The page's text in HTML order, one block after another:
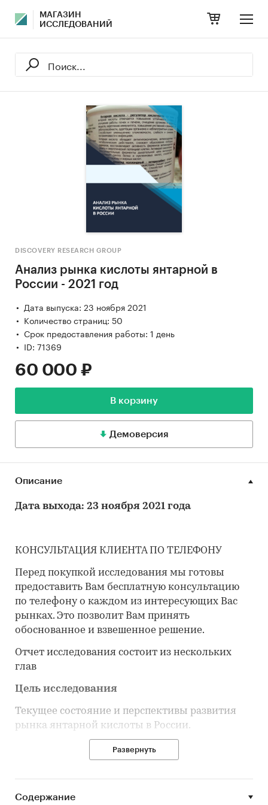
МАГАЗИН
ИССЛЕДОВАНИЙ
DISCOVERY RESEARCH GROUP
Анализ рынка кислоты янтарной в
России - 2021 год
Дата выпуска: 23 ноября 2021
Количество страниц: 50
Срок предоставления работы: 1 день
ID: 71369
60 000 ₽
В корзину
Демоверсия
Описание
Дата выхода: 23 ноября 2021 года
КОНСУЛЬТАЦИЯ КЛИЕНТА ПО ТЕЛЕФОНУ
Перед покупкой исследования мы готовы
предоставить Вам бесплатную консультацию
по телефону о каждом из интересующих Вас
рынках. Это позволит Вам принять
обоснованное и взвешенное решение.
Отчет исследования состоит из нескольких
глав
Цель исследования
Текущее состояние и перспективы развития
рынка янтарной кислоты в России.
Задачи исследованияРазвернуть
Содержание